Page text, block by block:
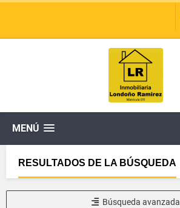
MENÚ
RESULTADOS DE LA BÚSQUEDA
Búsqueda avanzada